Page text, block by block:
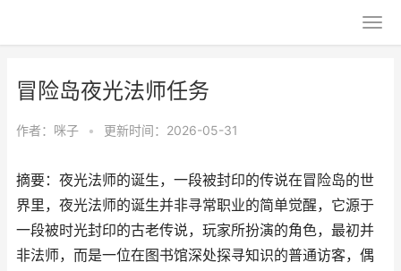
冒险岛夜光法师任务
作者： 咪子 • 更新时间：2026-05-31
摘要：夜光法师的诞生，一段被封印的传说在冒险岛的世
界里，夜光法师的诞生并非寻常职业的简单觉醒，它源于
一段被时光封印的古老传说，玩家所扮演的角色，最初并
非法师，而是一位在图书馆深处探寻知识的普通访客，偶